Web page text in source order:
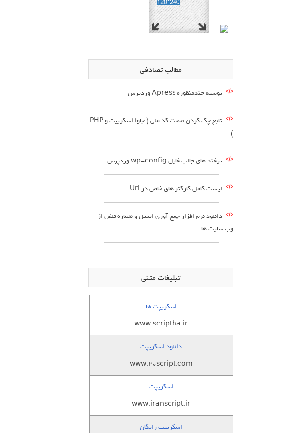
مطالب تصادفی
پوسته چندمنظوره Apress وردپرس
تابع چک کردن صحت کد ملی ( جاوا اسکریپت و PHP
)
ترفند های جالب فایل wp-config وردپرس
لیست کامل کارکتر های خاص در Url
دانلود نرم افزار جمع آوری ایمیل و شماره تلفن از
وب سایت ها
تبلیغات متنی
اسکریپت ها
www.scriptha.ir
دانلود اسکریپت
www.20script.com
اسکریپت
www.iranscript.ir
اسکریپت رایگان